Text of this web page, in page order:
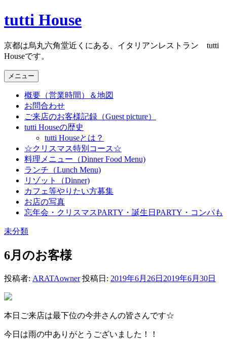
コ
ン
ン
ツ
へ
ス
tutti House
京都は烏丸六角堂近くにある、イタリアンレストラン tutti
Houseです。
メニュー
概要（営業時間）＆地図
お問合わせ
ご来店のお客様記録（Guest picture）
tutti Houseの歴史
tutti Houseとは？
☆クリスマス特別コース☆
料理メニュー（Dinner Food Menu)
ランチ（Lunch Menu)
リゾット（Dinner)
カフェ等やりたい方募集
お店の写真
忘年会・クリスマスPARTY・誕生日PARTY・コンパも
未分類
6月のお客様
投稿者: ARATAowner投稿日: 2019年6月26日 2019年6月30日
本日ご来店は最下位の今井さんの皆さんです☆
今日は雨の中ありがとうございました！！